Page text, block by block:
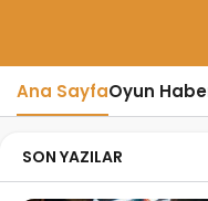
Ana SayfaOyun
SON YAZILAR